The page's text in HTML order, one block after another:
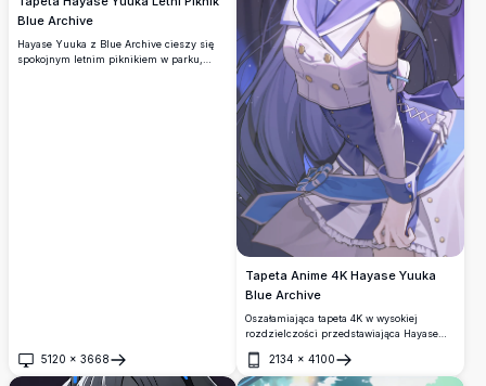
Blue Archive
Hayase Yuuka z Blue Archive cieszy się
spokojnym letnim piknikiem w parku,
5120 × 3668
Otwórz
Tapeta Anime 4K Hayase Yuuka
Blue Archive
Oszałamiająca tapeta 4K w wysokiej
rozdzielczości przedstawiająca Hayase
charakterystyczne fioletowe włosy,
niebieskie oczy i elegancki strój idolki z
2134 × 4100
Otwórz